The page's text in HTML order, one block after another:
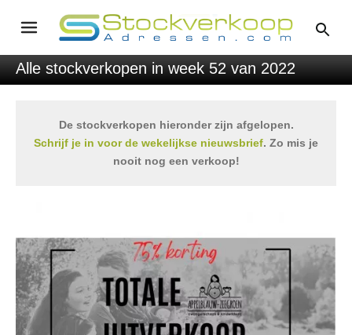
Alle stockverkopen in week 52 van 2022
De stockverkopen hieronder zijn afgelopen.
Schrijf je in voor de wekelijkse nieuwsbrief. Zo mis je
nooit nog een verkoop!